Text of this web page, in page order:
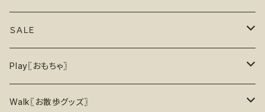
7月の新商品
8月の新商品
フードボウル
おもちゃ
パズル
ＳＡＬＥ
割引で探す
5%OFF
おもちゃ
Play〖おもちゃ〗
二度楽しめる！壊すと新しいおもちゃが出てくる！
Walk〖お散歩グッズ〗